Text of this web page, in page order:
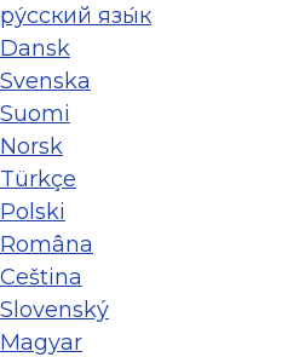
ру́сский язы́к
Dansk
Svenska
Suomi
Norsk
Türkçe
Polski
Româna
Ceština
Slovenský
Magyar